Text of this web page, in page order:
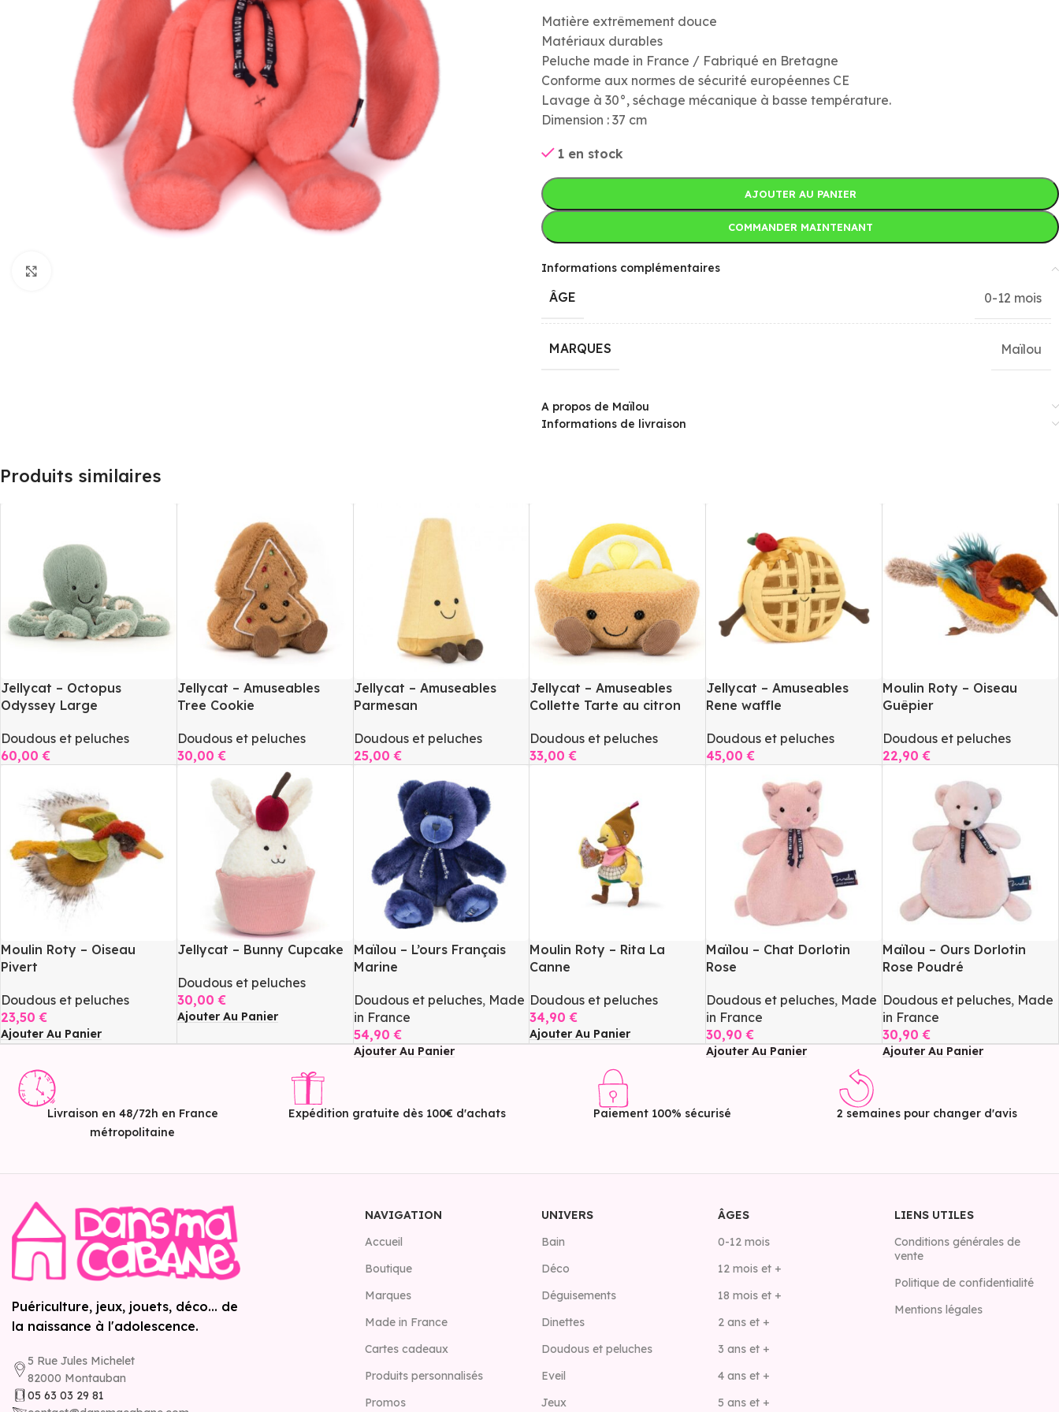
Matière extrêmement douce
Matériaux durables
Peluche made in France / Fabriqué en Bretagne
Conforme aux normes de sécurité européennes CE
Lavage à 30°, séchage mécanique à basse température.
Dimension : 37 cm
1 en stock
AJOUTER AU PANIER
COMMANDER MAINTENANT
Informations complémentaires
ÂGE 0-12 mois
MARQUES Maïlou
A propos de Maïlou
Informations de livraison
Produits similaires
Jellycat – Octopus
Odyssey Large
Doudous et peluches
60,00€
Jellycat – Amuseables
Tree Cookie
Doudous et peluches
30,00€
Jellycat – Amuseables
Parmesan
Doudous et peluches
25,00€
Jellycat – Amuseables
Collette Tarte au citron
Doudous et peluches
33,00€
Jellycat – Amuseables
Rene waffle
Doudous et peluches
45,00€
Moulin Roty – Oiseau
Guêpier
Doudous et peluches
22,90€
Moulin Roty – Oiseau
Pivert
Doudous et peluches
23,50€
Ajouter Au Panier
Jellycat – Bunny Cupcake
Doudous et peluches
30,00€
Ajouter Au Panier
Maïlou – L’ours Français
Marine
Doudous et peluches, Made
in France
54,90€
Ajouter Au Panier
Moulin Roty – Rita La
Canne
Doudous et peluches
34,90€
Ajouter Au Panier
Maïlou – Chat Dorlotin
Rose
Doudous et peluches, Made
in France
30,90€
Ajouter Au Panier
Maïlou – Ours Dorlotin
Rose Poudré
Doudous et peluches, Made
in France
30,90€
Ajouter Au Panier
Livraison en 48/72h en France
métropolitaine
Expédition gratuite dès 100€ d'achats Paiement 100% sécurisé 2 semaines pour changer d'avis
Puériculture, jeux, jouets, déco... de
la naissance à l'adolescence.
5 Rue Jules Michelet
82000 Montauban
05 63 03 29 81
NAVIGATION
Accueil
Boutique
Marques
Made in France
Cartes cadeaux
Produits personnalisés
Promos
UNIVERS
Bain
Déco
Déguisements
Dinettes
Doudous et peluches
Eveil
Jeux
ÂGES
0-12 mois
12 mois et +
18 mois et +
2 ans et +
3 ans et +
4 ans et +
5 ans et +
LIENS UTILES
Conditions générales de
vente
Politique de confidentialité
Mentions légales